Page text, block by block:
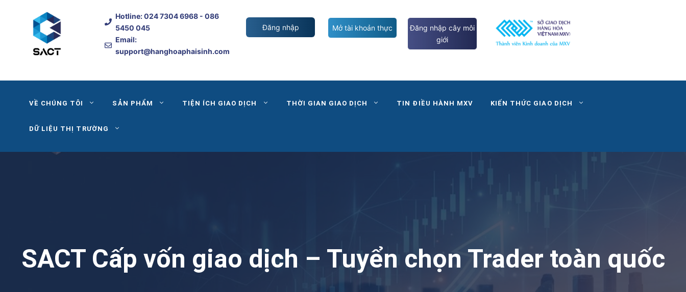
Hotline:024 7304 6968 - 086
5450 045
Email:
support@hanghoaphaisinh.com
Đăng nhập Mở tài khoản thực
Đăng nhập cây môi
giới
VỀ CHÚNG TÔI SẢN PHẨM TIỆN ÍCH GIAO DỊCH THỜI GIAN GIAO DỊCH TIN ĐIỀU HÀNH MXV KIẾN THỨC GIAO DỊCH
DỮ LIỆU THỊ TRƯỜNG
SACT Cấp vốn giao dịch – Tuyển chọn Trader toàn quốc